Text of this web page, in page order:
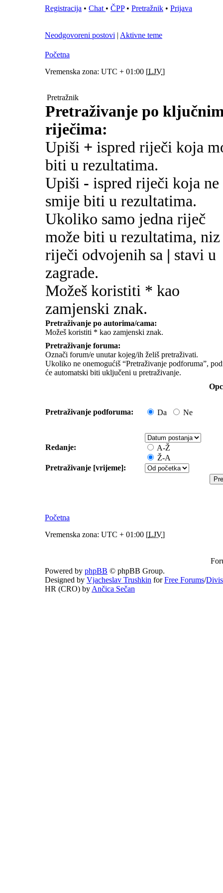
Registracija • Chat • ČPP• Pretražnik • Prijava
Neodgovoreni postovi | Aktivne teme
Početna
Vremenska zona: UTC + 01:00 [LJV]
Pretražnik
Pretraživanje po
riječima:
Upiši + ispred riječi koja
biti u rezultatima.
Upiši - ispred riječi koja ne
smije biti u rezultatima.
Ukoliko samo jedna riječ
može biti u rezultatima, niz
riječi odvojenih sa | stavi u
zagrade.
Možeš koristiti * kao
zamjenski znak.
Pretraživanje po autorima/cama:
Možeš koristiti * kao zamjenski znak.
Pretraživanje foruma:
Označi forum/e unutar kojeg/ih želiš pretraživati.
Ukoliko ne onemogućiš “Pretraživanje podforuma”,
će automatski biti uključeni u pretraživanje.
Pretraživanje podforuma: Da Ne
Redanje:
A-Ž
Ž-A
Pretraživanje [vrijeme]:
Početna
Vremenska zona: UTC + 01:00 [LJV]
Powered by phpBB © phpBB Group.
Designed by Vjacheslav Trushkin forFree Forums/
HR (CRO) by Ančica Sečan